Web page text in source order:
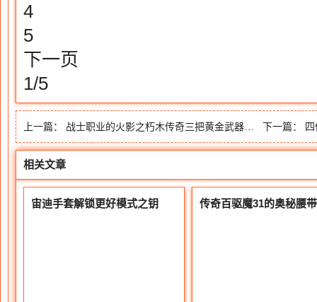
4
5
下一页
1/5
上一篇： 战士职业的火影之朽木传奇三把黄金武器最好看的在怀旧服 下一篇：
相关文章
宙迪手套解锁更好模式之钥